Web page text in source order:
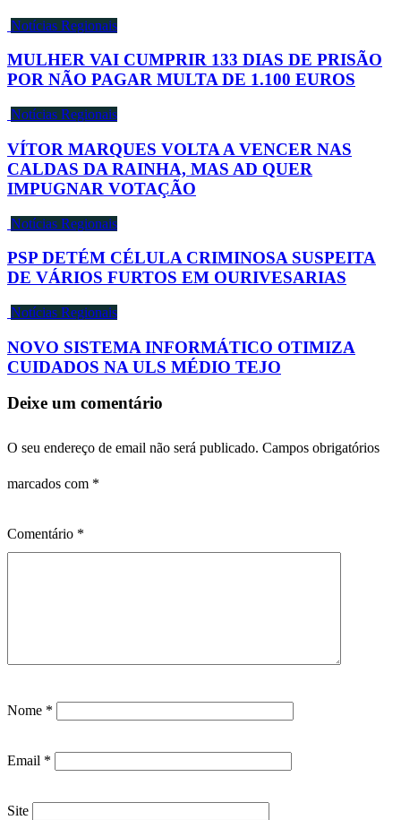
Notícias Regionais
MULHER VAI CUMPRIR 133 DIAS DE PRISÃO
POR NÃO PAGAR MULTA DE 1.100 EUROS
Notícias Regionais
VÍTOR MARQUES VOLTA A VENCER NAS
CALDAS DA RAINHA, MAS AD QUER
IMPUGNAR VOTAÇÃO
Notícias Regionais
PSP DETÉM CÉLULA CRIMINOSA SUSPEITA
DE VÁRIOS FURTOS EM OURIVESARIAS
Notícias Regionais
NOVO SISTEMA INFORMÁTICO OTIMIZA
CUIDADOS NA ULS MÉDIO TEJO
Deixe um comentário
O seu endereço de email não será publicado. Campos obrigatórios
marcados com *
Comentário *
Nome *
Email *
Site